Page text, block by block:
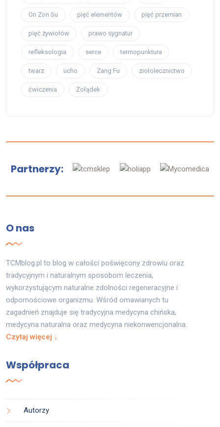
On Zon Su pięć elementów pięć przemian
pięć żywiołów prawo sygnatur
refleksologia serce termopunktura
twarz ucho Zang Fu ziołolecznictwo
ćwiczenia Żołądek
Partnerzy:
O nas
TCMblog.pl to blog w całości poświęcony zdrowiu oraz
tradycyjnym i naturalnym sposobom leczenia,
wykorzystującym naturalne zdolności regeneracyjne i
odpornościowe organizmu. Wśród omawianych tu
zagadnień znajduje się tradycyjna medycyna chińska,
medycyna naturalna oraz medycyna niekonwencjonalna.
Czytaj więcej ↓
Współpraca
Autorzy